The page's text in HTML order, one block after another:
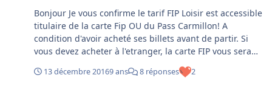
Bonjour Je vous confirme le tarif FIP Loisir est accessible
titulaire de la carte Fip OU du Pass Carmillon! A
condition d'avoir acheté ses billets avant de partir. Si
vous devez acheter à l'etranger, la carte FIP vous sera
document que vous joignez (carte de legitimation de
13 décembre 20169 ans 8 réponses 2